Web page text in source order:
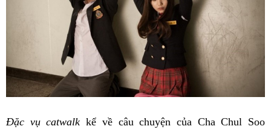
Đặc vụ catwalk kể về câu chuyện của Cha Chul Soo